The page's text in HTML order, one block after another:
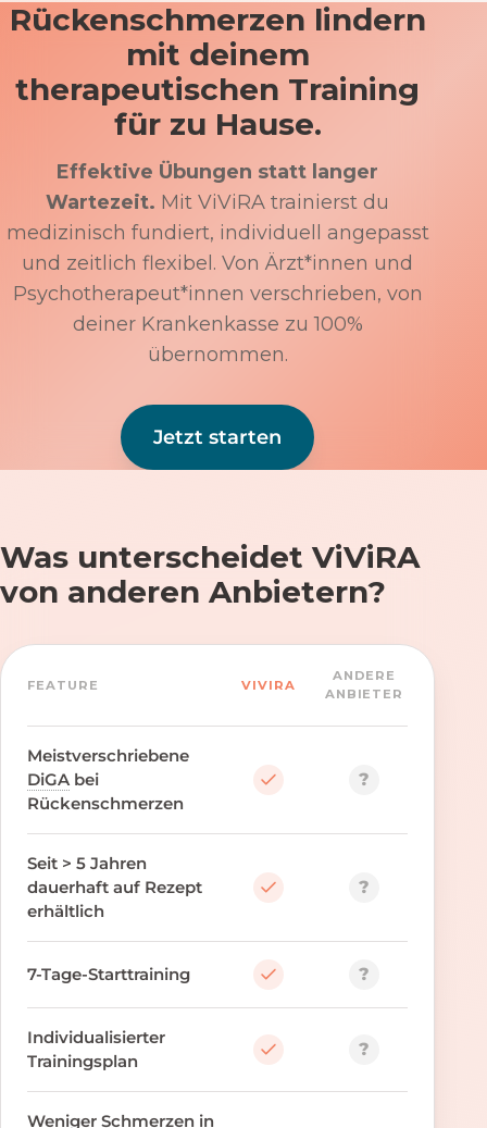
Rückenschmerzen lindern
mit deinem
therapeutischen Training
für zu Hause.
Effektive Übungen statt langer
Wartezeit. Mit ViViRA trainierst du
medizinisch fundiert, individuell angepasst
und zeitlich flexibel. Von Ärzt*innen und
Psychotherapeut*innen verschrieben, von
deiner Krankenkasse zu 100%
übernommen.
Jetzt starten
Was unterscheidet ViViRA
von anderen Anbietern?
FEATURE VIVIRA
ANDERE
ANBIETER
Meistverschriebene
DiGA bei
Rückenschmerzen
?
Seit > 5 Jahren
dauerhaft auf Rezept
erhältlich
?
7-Tage-Starttraining ?
Individualisierter
Trainingsplan
?
Weniger Schmerzen in